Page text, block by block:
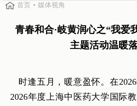
首页 媒体视角
青春和合·岐黄润心之“我爱
主题活动温暖
时逢五月，暖意盈怀。在2026
2026年度上海中医药大学国际